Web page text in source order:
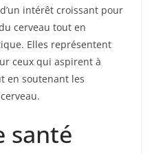
intérêt croissant pour
cerveau tout en
Elles représentent
ceux qui aspirent à
en soutenant les
santé